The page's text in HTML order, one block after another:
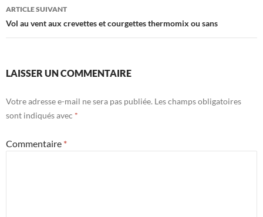
ARTICLE SUIVANT
Vol au vent aux crevettes et courgettes thermomix ou sans
LAISSER UN COMMENTAIRE
Votre adresse e-mail ne sera pas publiée. Les champs obligatoires
sont indiqués avec *
Commentaire *